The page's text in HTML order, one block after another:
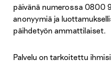
päivänä numerossa 0800
anonyymiä ja
päihdetyön ammattilaiset.
Palvelu on tarkoitettu